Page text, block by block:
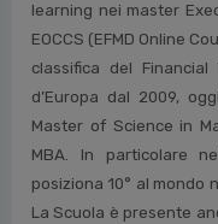
learning nei master
EOCCS (EFMD Online
classifica del Financial
d’Europa dal 2009,
Master of Science in
MBA. In particolare
posiziona 10° al mondo
La Scuola è presente